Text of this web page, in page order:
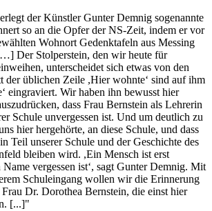
der Künstler Gunter Demnig sogenannte
so an die Opfer der NS-Zeit, indem er vor
Wohnort Gedenktafeln aus Messing
Der Stolperstein, den wir heute für
unterscheidet sich etwas von den
der üblichen Zeile ,Hier wohnte‘ sind auf ihm
eingraviert. Wir haben ihn bewusst hier
dass Frau Bernstein als Lehrerin
Schule unvergessen ist. Und um deutlich zu
hier hergehörte, an diese Schule, und dass
Teil unserer Schule und der Ge­schich­te des
bleiben wird. ,Ein Mensch ist erst
Name vergessen ist‘, sagt Gunter Demnig. Mit
Schul­eingang wollen wir die Erin­ne­rung
Dr. Dorothea Bern­stein, die einst hier
[...]"